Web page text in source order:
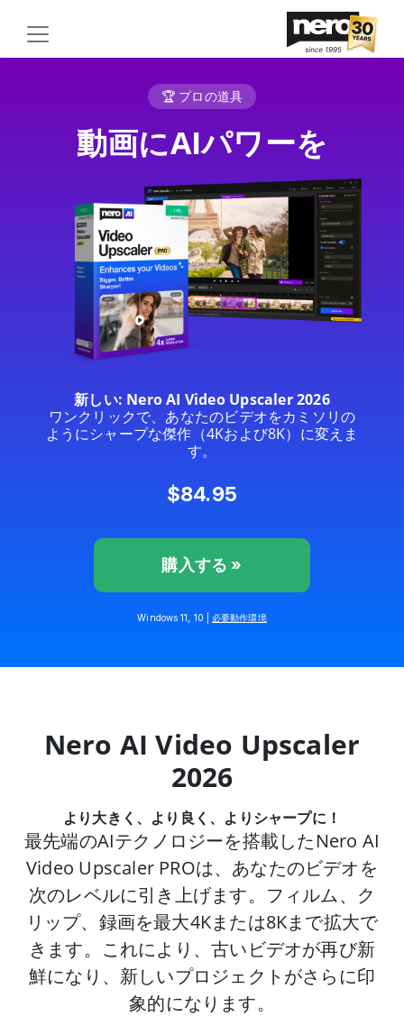
🏆 プロの道具
動画にAIパワーを
新しい: Nero AI Video Upscaler 2026
ワンクリックで、あなたのビデオをカミソリの
ようにシャープな傑作（4Kおよび8K）に変えま
す。
$84.95
購入する »
Windows 11, 10 | 必要動作環境
Nero AI Video Upscaler
2026
より大きく、より良く、よりシャープに！
最先端のAIテクノロジーを搭載したNero AI
Video Upscaler PROは、あなたのビデオを
次のレベルに引き上げます。フィルム、ク
リップ、録画を最大4Kまたは8Kまで拡大で
きます。これにより、古いビデオが再び新
鮮になり、新しいプロジェクトがさらに印
象的になります。